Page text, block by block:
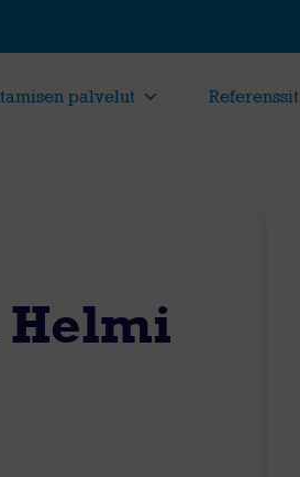
palvelut Referenssit
Helmi